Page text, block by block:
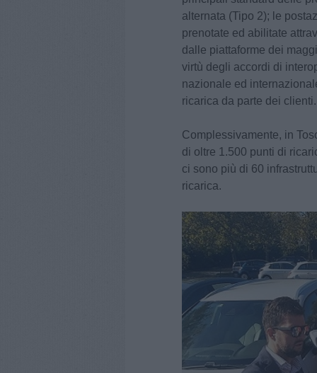
alternata (Tipo 2); le
prenotate ed abilitate
dalle piattaforme dei
virtù degli accordi di
nazionale ed
ricarica da parte dei clienti.
Complessivamente, in
di oltre 1.500 punti di
ci sono più di 60
ricarica.